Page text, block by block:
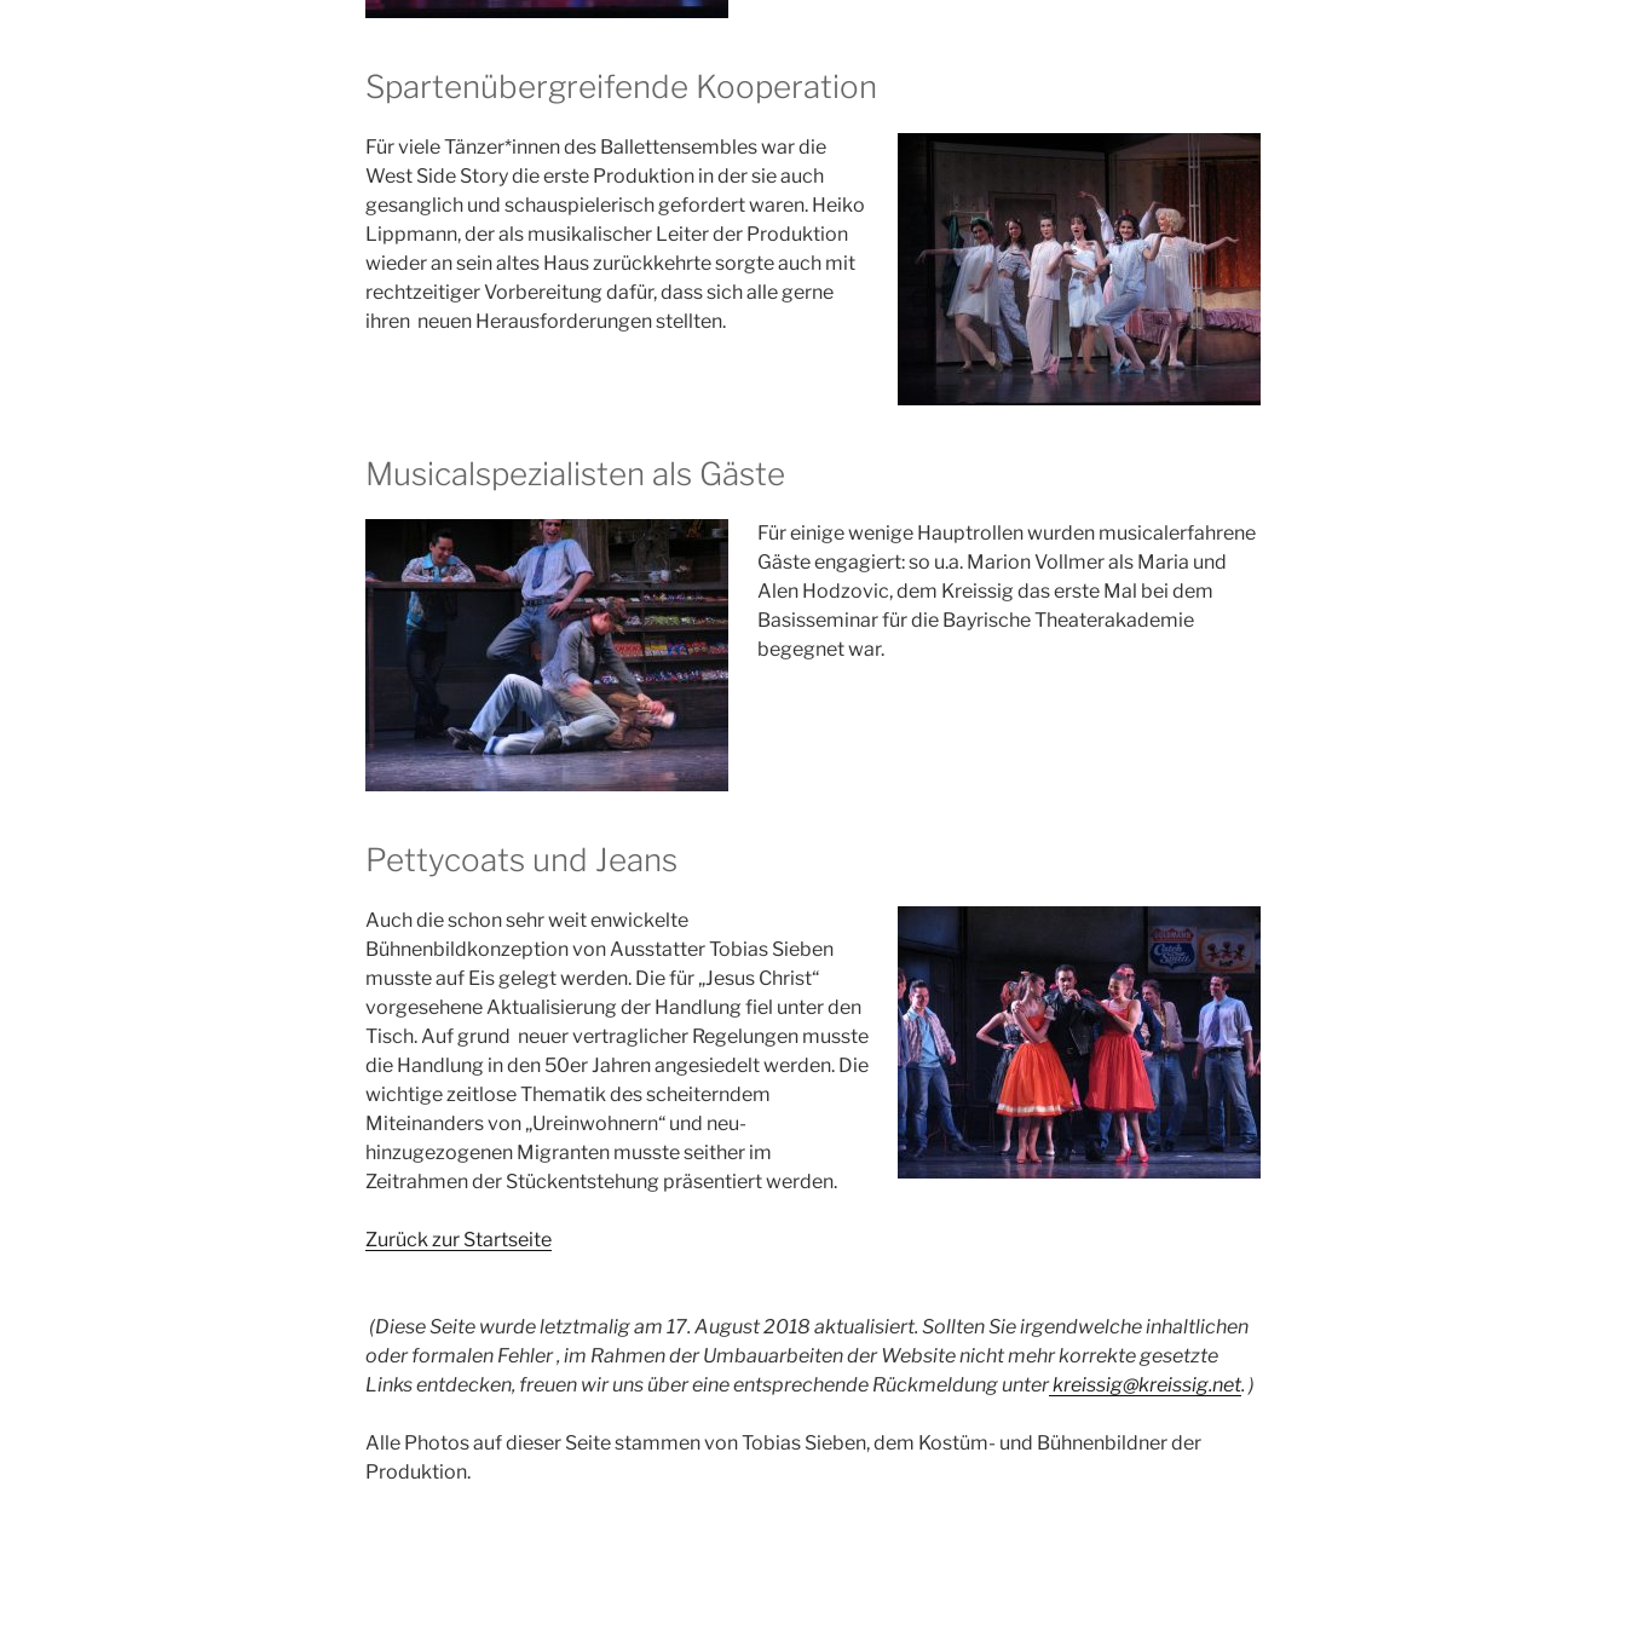
Spartenübergreifende Kooperation
Für viele Tänzer*innen des Ballettensembles war die
West Side Story die erste Produktion in der sie auch
gesanglich und schauspielerisch gefordert waren. Heiko
Lippmann, der als musikalischer Leiter der Produktion
wieder an sein altes Haus zurückkehrte sorgte auch mit
rechtzeitiger Vorbereitung dafür, dass sich alle gerne
ihren neuen Herausforderungen stellten.
Musicalspezialisten als Gäste
Für einige wenige Hauptrollen wurden musicalerfahrene
Gäste engagiert: so u.a. Marion Vollmer als Maria und
Alen Hodzovic, dem Kreissig das erste Mal bei dem
Basisseminar für die Bayrische Theaterakademie
begegnet war.
Pettycoats und Jeans
Auch die schon sehr weit enwickelte
Bühnenbildkonzeption von Ausstatter Tobias Sieben
musste auf Eis gelegt werden. Die für „Jesus Christ“
vorgesehene Aktualisierung der Handlung fiel unter den
Tisch. Auf grund neuer vertraglicher Regelungen musste
die Handlung in den 50er Jahren angesiedelt werden. Die
wichtige zeitlose Thematik des scheiterndem
Miteinanders von „Ureinwohnern“ und neu-
hinzugezogenen Migranten musste seither im
Zeitrahmen der Stückentstehung präsentiert werden.
Zurück zur Startseite
(Diese Seite wurde letztmalig am 17. August 2018 aktualisiert. Sollten Sie irgendwelche inhaltlichen
oder formalen Fehler , im Rahmen der Umbauarbeiten der Website nicht mehr korrekte gesetzte
Links entdecken, freuen wir uns über eine entsprechende Rückmeldung unterkreissig@kreissig.net. )
Alle Photos auf dieser Seite stammen von Tobias Sieben, dem Kostüm- und Bühnenbildner der
Produktion.